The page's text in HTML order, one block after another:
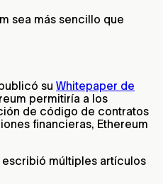
sea más sencillo que
su Whitepaper de
permitiría a los
de código de contratos
financieras, Ethereum
escribió múltiples artículos